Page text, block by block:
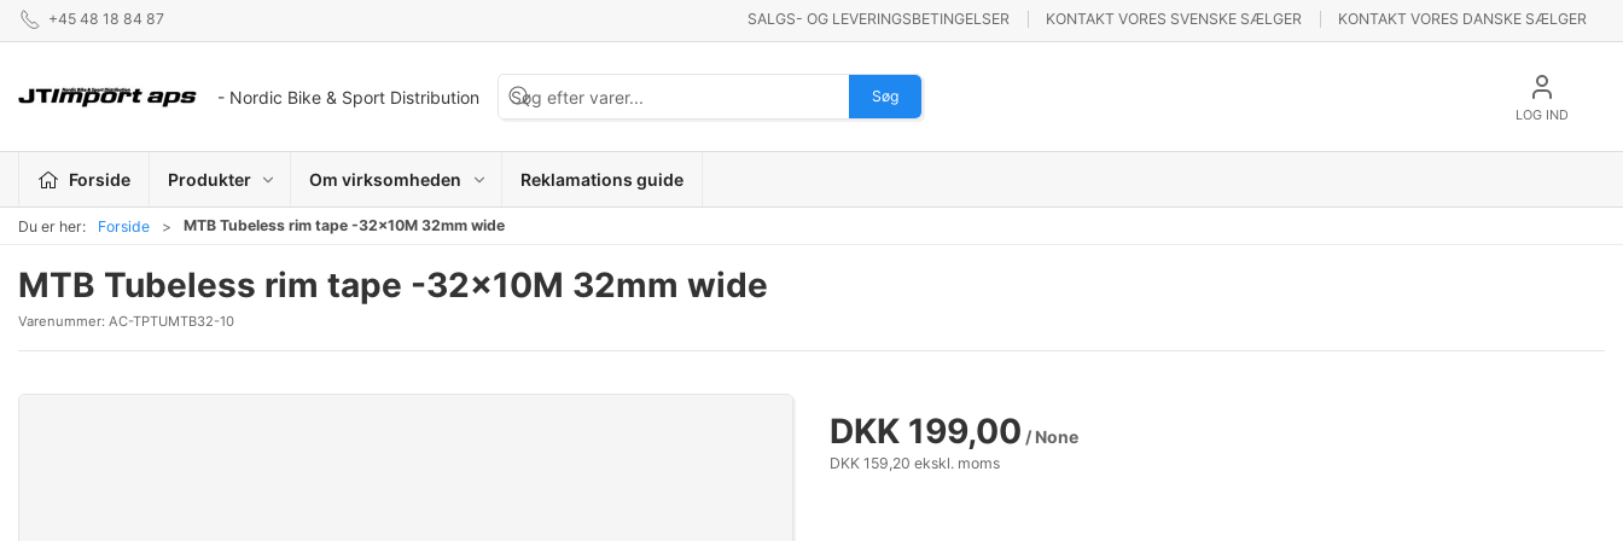
+45 48 18 84 87 SALGS- OG LEVERINGSBETINGELSER KONTAKT VORES SVENSKE SÆLGER KONTAKT VORES DANSKE SÆLGER
- Nordic Bike & Sport Distribution Søg
LOG IND
Forside Produkter Om virksomheden Reklamations guide
Du er her: Forside MTB Tubeless rim tape -32x10M 32mm wide
MTB Tubeless rim tape -32x10M 32mm wide
Varenummer: AC-TPTUMTB32-10
DKK 199,00 / None
DKK 159,20 ekskl. moms